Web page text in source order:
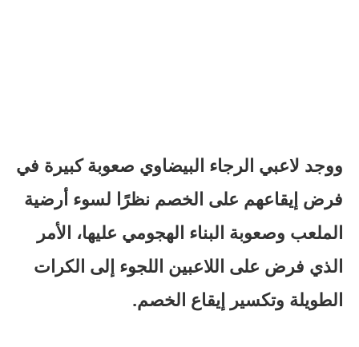
ووجد لاعبي الرجاء البيضاوي صعوبة كبيرة في
فرض إيقاعهم على الخصم نظرًا لسوء أرضية
الملعب وصعوبة البناء الهجومي عليها، الأمر
الذي فرض على اللاعبين اللجوء إلى الكرات
الطويلة وتكسير إيقاع الخصم.